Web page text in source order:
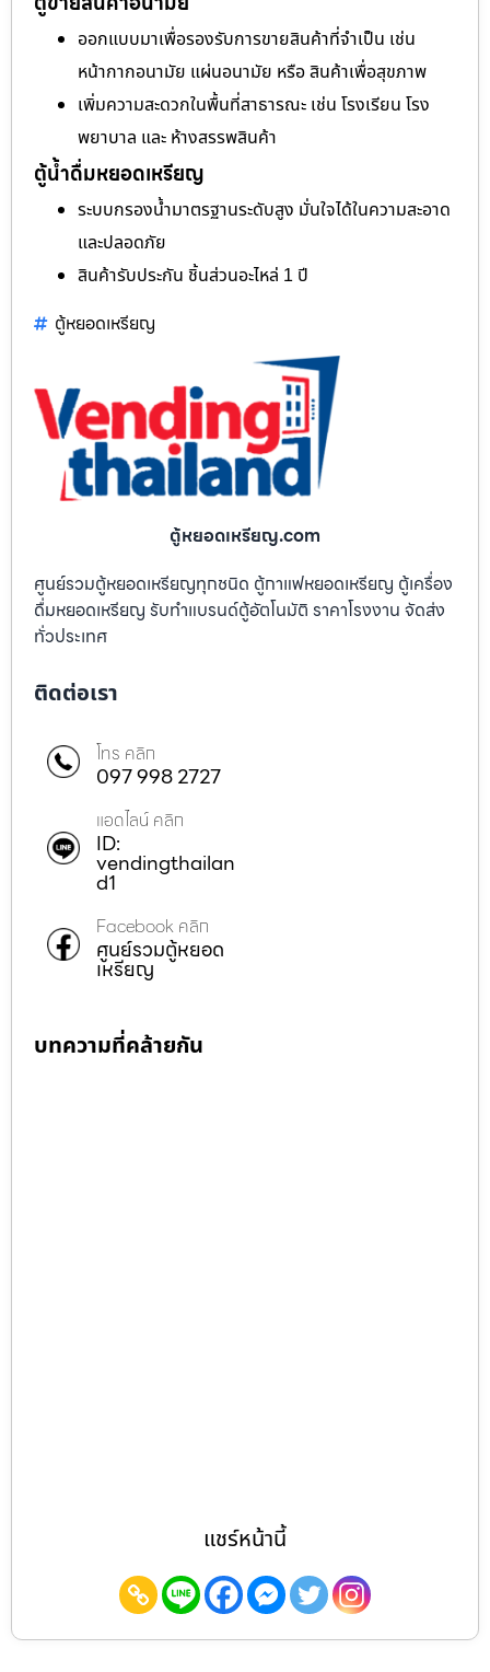
ออกแบบมาเพื่อรองรับการขายสินค้าที่จำเป็น เช่น
หน้ากากอนามัย แผ่นอนามัย หรือ สินค้าเพื่อสุขภาพ
เพิ่มความสะดวกในพื้นที่สาธารณะ เช่น โรงเรียน โรง
พยาบาล และ ห้างสรรพสินค้า
ตู้น้ำดื่มหยอดเหรียญ
ระบบกรองน้ำมาตรฐานระดับสูง มั่นใจได้ในความสะอาด
และปลอดภัย
สินค้ารับประกัน ชิ้นส่วนอะไหล่ 1 ปี
ตู้หยอดเหรียญ
ตู้หยอดเหรียญ.com
ศูนย์รวมตู้หยอดเหรียญทุกชนิด ตู้กาแฟหยอดเหรียญ ตู้เครื่อง
ดื่มหยอดเหรียญ รับทำแบรนด์ตู้อัตโนมัติ ราคาโรงงาน จัดส่ง
ทั่วประเทศ
ติดต่อเรา
โทร คลิก
097 998 2727
แอดไลน์ คลิก
ID:
vendingthailan
d1
Facebook คลิก
ศูนย์รวมตู้หยอด
เหรียญ
บทความที่คล้ายกัน
แชร์หน้านี้